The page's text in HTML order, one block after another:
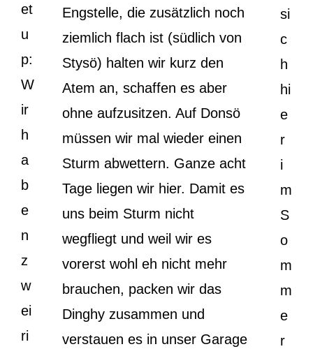
si
c
h
hi
e
r
i
m
S
o
m
m
e
r
et
u
p:
W
ir
h
a
b
e
n
z
w
ei
ri
Engstelle, die zusätzlich noch
ziemlich flach ist (südlich von
Stysö) halten wir kurz den
Atem an, schaffen es aber
ohne aufzusitzen. Auf Donsö
müssen wir mal wieder einen
Sturm abwettern. Ganze acht
Tage liegen wir hier. Damit es
uns beim Sturm nicht
wegfliegt und weil wir es
vorerst wohl eh nicht mehr
brauchen, packen wir das
Dinghy zusammen und
verstauen es in unser Garage